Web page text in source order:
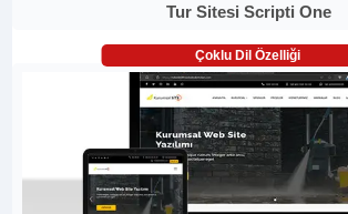
Tur Sitesi Scripti One
Çoklu Dil Özelliği